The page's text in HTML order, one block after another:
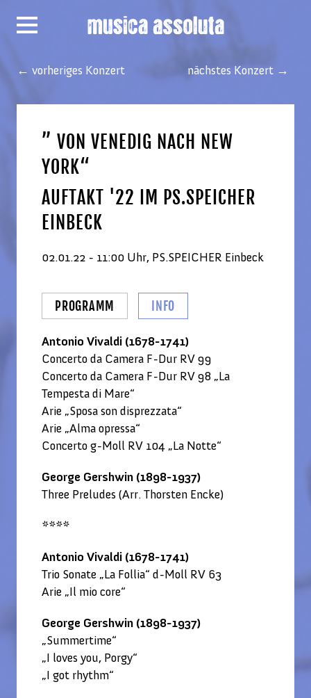
← vorheriges Konzert nächstes Konzert →
” VON VENEDIG NACH NEW
YORK“
AUFTAKT '22 IM PS.SPEICHER
EINBECK
02.01.22 - 11:00 Uhr, PS.SPEICHER Einbeck
PROGRAMM INFO
Antonio Vivaldi (1678-1741)
Concerto da Camera F-Dur RV 99
Concerto da Camera F-Dur RV 98 „La
Tempesta di Mare“
Arie „Sposa son disprezzata“
Arie „Alma opressa“
Concerto g-Moll RV 104 „La Notte“
George Gershwin (1898-1937)
Three Preludes (Arr. Thorsten Encke)
****
Antonio Vivaldi (1678-1741)
Trio Sonate „La Follia“ d-Moll RV 63
Arie „Il mio core“
George Gershwin (1898-1937)
„Summertime“
„I loves you, Porgy“
„I got rhythm“